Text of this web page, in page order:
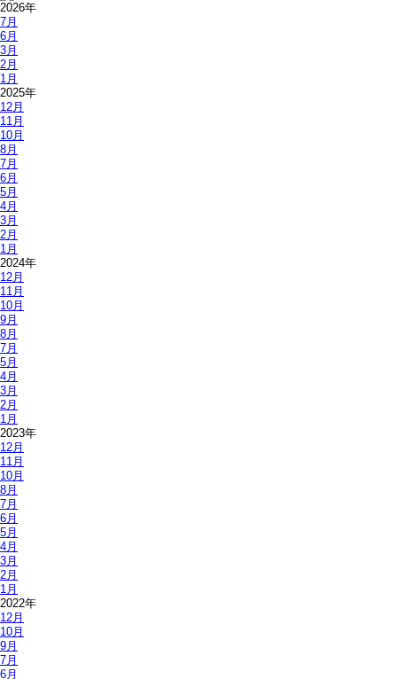
2026年
7月
6月
3月
2月
1月
2025年
12月
11月
10月
8月
7月
6月
5月
4月
3月
2月
1月
2024年
12月
11月
10月
9月
8月
7月
5月
4月
3月
2月
1月
2023年
12月
11月
10月
8月
7月
6月
5月
4月
3月
2月
1月
2022年
12月
10月
9月
7月
6月